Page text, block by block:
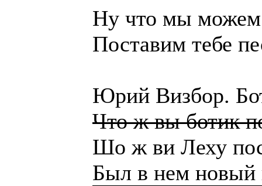
Ну что мы можем
Поставим тебе
Юрий Визбор.
Что ж вы ботик
Шо ж ви Леху
Был в нем новый